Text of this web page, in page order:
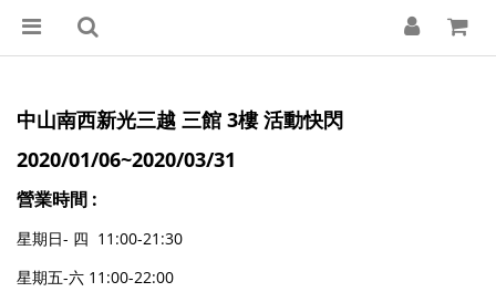
中山南西新光三越 三館 3樓 活動快閃
2020/01/06~2020/03/31
營業時間 :
星期日- 四 11:00-21:30
星期五-六 11:00-22:00